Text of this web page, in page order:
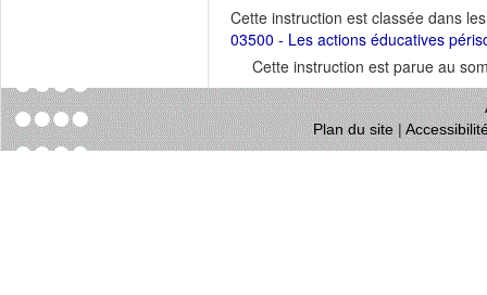
Cette instruction est classée dans
03500 - Les actions éducatives
Cette instruction est parue au
Plan du site|